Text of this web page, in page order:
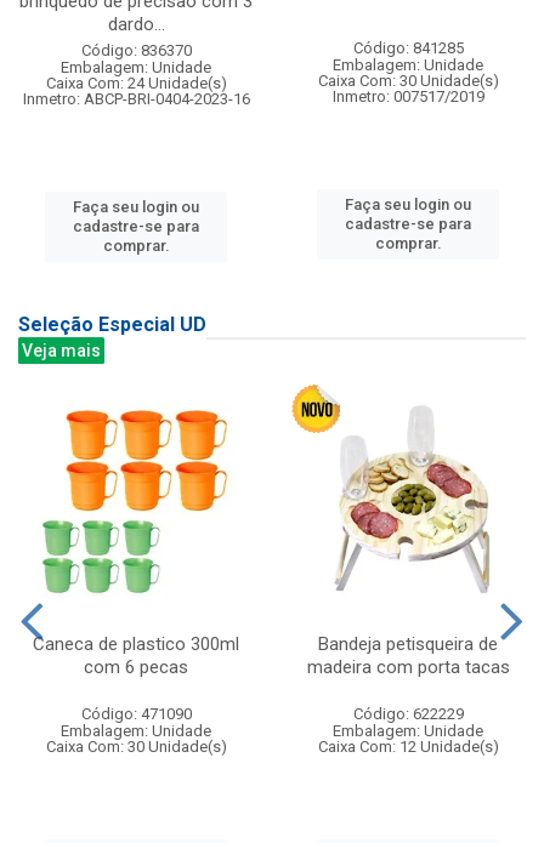
dardo...
Código: 836370
Embalagem: Unidade
Caixa Com: 24 Unidade(s)
Inmetro: ABCP-BRI-0404-2023-16
Faça seu login ou
cadastre-se para
comprar.
Código: 841285
Embalagem: Unidade
Caixa Com: 30 Unidade(s)
Inmetro: 007517/2019
Faça seu login ou
cadastre-se para
comprar.
Seleção Especial UD
Veja mais
Caneca de plastico 300ml
com 6 pecas
Código: 471090
Embalagem: Unidade
Caixa Com: 30 Unidade(s)
Bandeja petisqueira de
madeira com porta tacas
Código: 622229
Embalagem: Unidade
Caixa Com: 12 Unidade(s)